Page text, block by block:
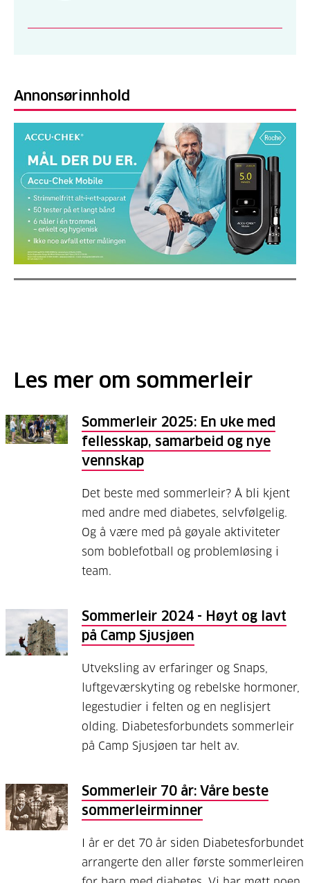
Annonsørinnhold
Les mer om sommerleir
Sommerleir 2025: En uke med
fellesskap, samarbeid og nye
vennskap
Det beste med sommerleir? Å bli kjent
med andre med diabetes, selvfølgelig.
Og å være med på gøyale aktiviteter
som boblefotball og problemløsing i
team.
Sommerleir 2024 - Høyt og lavt
på Camp Sjusjøen
Utveksling av erfaringer og Snaps,
luftgeværskyting og rebelske hormoner,
legestudier i felten og en neglisjert
olding. Diabetesforbundets sommerleir
på Camp Sjusjøen tar helt av.
Sommerleir 70 år: Våre beste
sommerleirminner
I år er det 70 år siden Diabetesforbundet
arrangerte den aller første sommerleiren